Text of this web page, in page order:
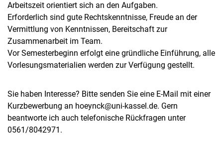
Arbeitszeit orientiert sich an den Aufgaben.
Erforderlich sind gute Rechtskenntnisse, Freude an der
Vermittlung von Kenntnissen, Bereitschaft zur
Zusammenarbeit im Team.
Vor Semesterbeginn erfolgt eine gründliche Einführung, alle
Vorlesungsmaterialien werden zur Verfügung gestellt.
Sie haben Interesse? Bitte senden Sie eine E-Mail mit einer
Kurzbewerbung an hoeynck@uni-kassel.de. Gern
beantworte ich auch telefonische Rückfragen unter
0561/8042971.